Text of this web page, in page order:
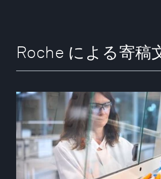
Roche による寄稿